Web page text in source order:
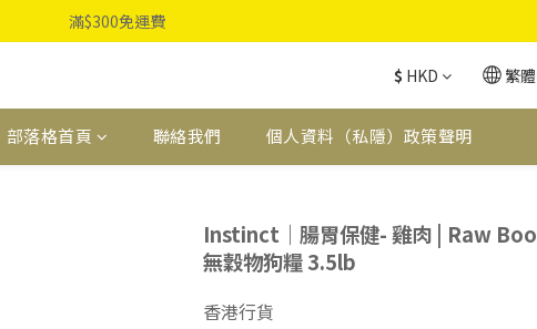
滿$300免運費
$ HKD 繁
部落格首頁 聯絡我們 個人資料（私隱）政策聲明
Instinct｜腸胃保健- 雞肉 | Raw
無穀物狗糧 3.5lb
香港行貨